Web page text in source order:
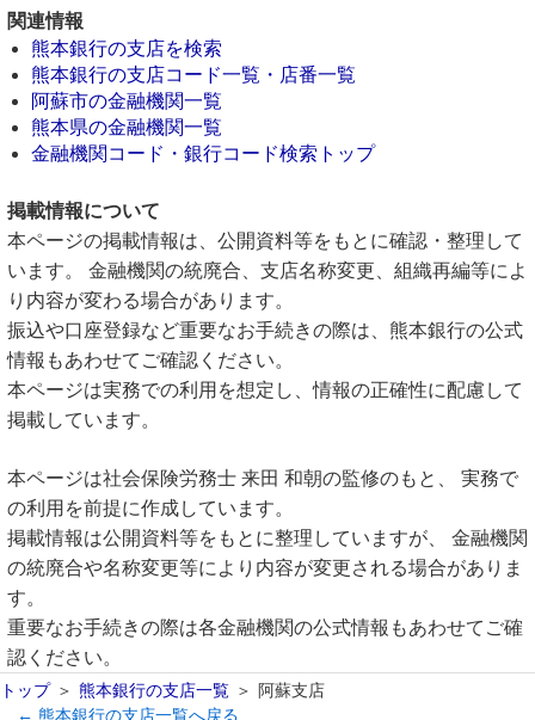
関連情報
熊本銀行の支店を検索
熊本銀行の支店コード一覧・店番一覧
阿蘇市の金融機関一覧
熊本県の金融機関一覧
金融機関コード・銀行コード検索トップ
掲載情報について
本ページの掲載情報は、公開資料等をもとに確認・整理して
います。 金融機関の統廃合、支店名称変更、組織再編等によ
り内容が変わる場合があります。
振込や口座登録など重要なお手続きの際は、熊本銀行の公式
情報もあわせてご確認ください。
本ページは実務での利用を想定し、情報の正確性に配慮して
掲載しています。
本ページは社会保険労務士 来田 和朝の監修のもと、 実務で
の利用を前提に作成しています。
掲載情報は公開資料等をもとに整理していますが、 金融機関
の統廃合や名称変更等により内容が変更される場合がありま
す。
重要なお手続きの際は各金融機関の公式情報もあわせてご確
認ください。
トップ 熊本銀行の支店一覧
阿蘇支店
← 熊本銀行の支店一覧へ戻る